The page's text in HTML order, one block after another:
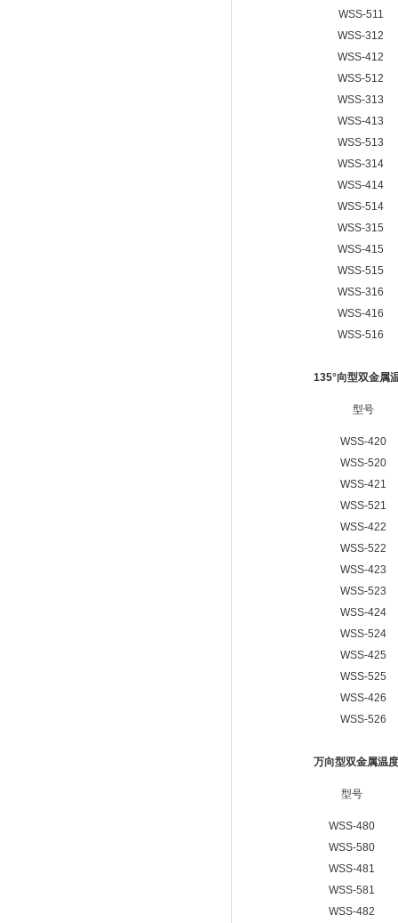
WSS-511
WSS-312
WSS-412
WSS-512
WSS-313
WSS-413
WSS-513
WSS-314
WSS-414
WSS-514
WSS-315
WSS-415
WSS-515
WSS-316
WSS-416
WSS-516
135°向型双金属
型号
WSS-420
WSS-520
WSS-421
WSS-521
WSS-422
WSS-522
WSS-423
WSS-523
WSS-424
WSS-524
WSS-425
WSS-525
WSS-426
WSS-526
万向型双金属温
型号
WSS-480
WSS-580
WSS-481
WSS-581
WSS-482